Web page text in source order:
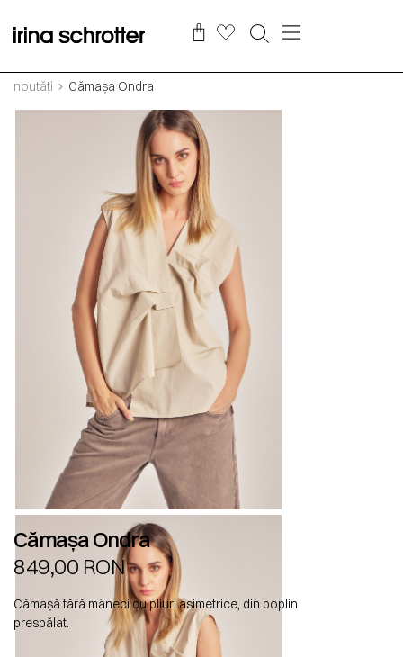
noutăți Cămașa Ondra
Cămașa Ondra
849,00 RON
Cămașă fără mâneci cu pliuri asimetrice, din poplin
prespălat.